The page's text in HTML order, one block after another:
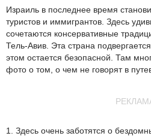
Израиль в последнее время
туристов и иммигрантов. Здесь
сочетаются консервативные
Тель-Авив. Эта страна
этом остается безопасной. Там
фото о том, о чем не говорят в
1. Здесь очень заботятся о